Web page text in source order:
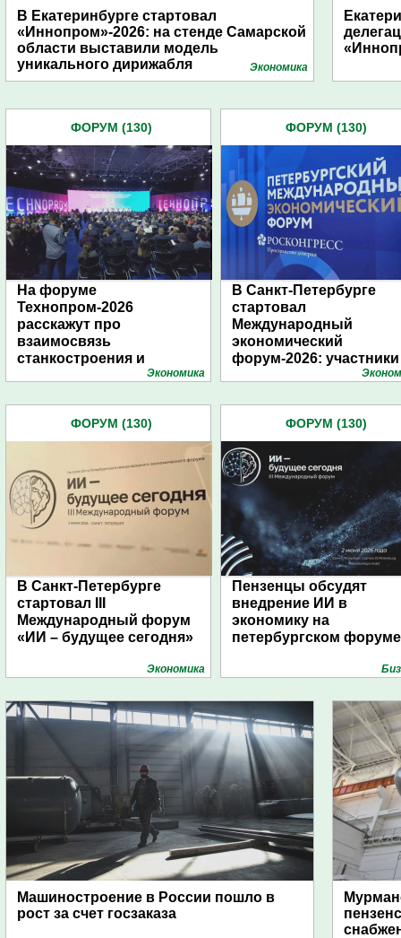
В Екатеринбурге стартовал
«Иннопром»-2026: на стенде Самарской
области выставили модель
уникального дирижабля
Экономика
ФОРУМ (130)
На форуме
Технопром-2026
расскажут про
взаимосвязь
станкостроения и
дирижаблестроенияЭкономика
ФОРУМ (130)
В Санкт-Петербурге
стартовал
Международный
экономический
форум-2026: участники
подготовили
ФОРУМ (130)
В Санкт-Петербурге
стартовал III
Международный форум
«ИИ – будущее сегодня»
Экономика
ФОРУМ (130)
Пензенцы обсудят
внедрение ИИ в
экономику на
петербургском форуме
Машиностроение в России пошло в
рост за счет госзаказа